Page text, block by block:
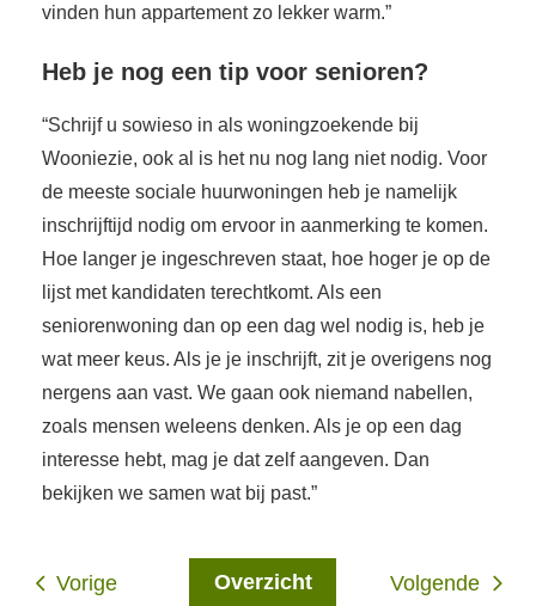
vinden hun appartement zo lekker warm.”
Heb je nog een tip voor senioren?
“Schrijf u sowieso in als woningzoekende bij
Wooniezie, ook al is het nu nog lang niet nodig. Voor
de meeste sociale huurwoningen heb je namelijk
inschrijftijd nodig om ervoor in aanmerking te komen.
Hoe langer je ingeschreven staat, hoe hoger je op de
lijst met kandidaten terechtkomt. Als een
seniorenwoning dan op een dag wel nodig is, heb je
wat meer keus. Als je je inschrijft, zit je overigens nog
nergens aan vast. We gaan ook niemand nabellen,
zoals mensen weleens denken. Als je op een dag
interesse hebt, mag je dat zelf aangeven. Dan
bekijken we samen wat bij past.”
Volgende
Overzicht
Vorige